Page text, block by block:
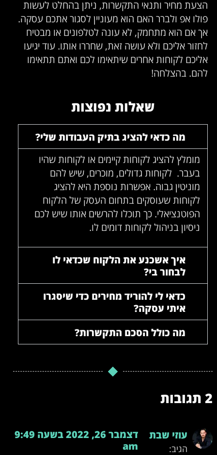
הצעת מחיר ותנאי התקשרות, ניתן בהחלט לעשות
פולו אפ ולברר האם הוא מעוניין לסגור אתכם עסקה.
אך אם הוא מתחמק, לא עונה לטלפונים או מבטיח
לחזור אליכם ולא עושה זאת, שחררו אותו. עוד יגיעו
אליכם לקוחות אחרים שיתאימו לכם ואתם תתאימו
להם. בהצלחה!
שאלות נפוצות
מה כדאי להציג בתיק העבודות שלי?
מומלץ להציג לקוחות קיימים או לקוחות שהיו
בעבר. לקוחות גדולים, מוכרים, שיש להם
מוניטין גבוה. אפשרות נוספת היא להציג
לקוחות שעוסקים בתחום העסק של הלקוח
הפוטנציאלי. כך תוכלו להרשים אותו שיש לכם
ניסיון בניהול לקוחות דומים לו.
איך אשכנע את הלקוח שכדאי לו
לבחור בי?
כדאי לי להוריד מחירים כדי שיסגרו
איתי עסקה?
מה כולל הסכם התקשרות?
2 תגובות
עוזי שבת
הגיב:
דצמבר 26, 2022 בשעה 9:49
am